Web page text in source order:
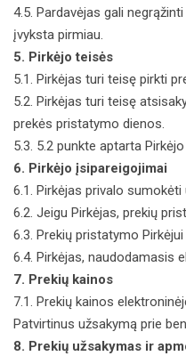
4.5. Pardavėjas gali
įvyksta pirmiau.
5. Pirkėjo teisės
5.1. Pirkėjas turi teisę pirkti
5.2. Pirkėjas turi teisę
prekės pristatymo dienos.
5.3. 5.2 punkte aptarta
6. Pirkėjo įsipareigojimai
6.1. Pirkėjas privalo
6.2. Jeigu Pirkėjas, prekių
6.3. Prekių pristatymo
6.4. Pirkėjas, naudodamasis
7. Prekių kainos
7.1. Prekių kainos
Patvirtinus užsakymą prie
8. Prekių užsakymas ir